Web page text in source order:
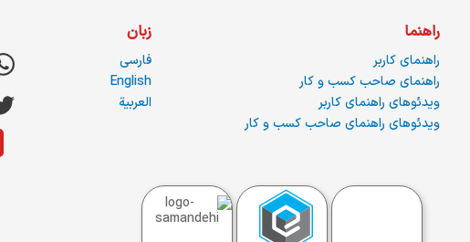
راهنما
راهنمای کاربر
راهنمای صاحب کسب و کار
ویدئوهای راهنمای کاربر
ویدئوهای راهنمای صاحب کسب و کار
زبان
فارسی
English
العربية